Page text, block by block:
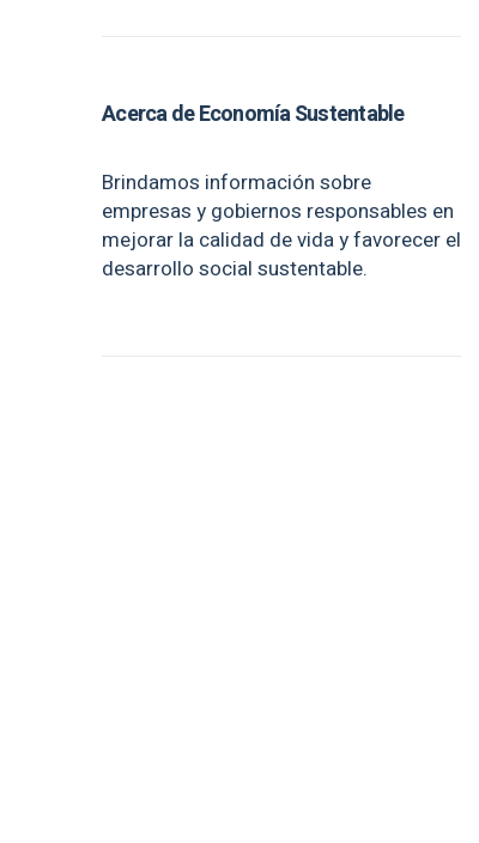
Acerca de Economía Sustentable
Brindamos información sobre
empresas y gobiernos responsables en
mejorar la calidad de vida y favorecer el
desarrollo social sustentable.